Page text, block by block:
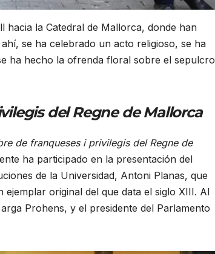
hacia la Catedral de Mallorca, donde han
se ha celebrado un acto religioso, se ha
ha hecho la ofrenda floral sobre el sepulcro
del Regne de Mallorca
de franqueses i privilegis del Regne de
ha participado en la presentación del
de la Universidad, Antoni Planas, que
original del que data el siglo XIII. Al
Prohens, y el presidente del Parlamento